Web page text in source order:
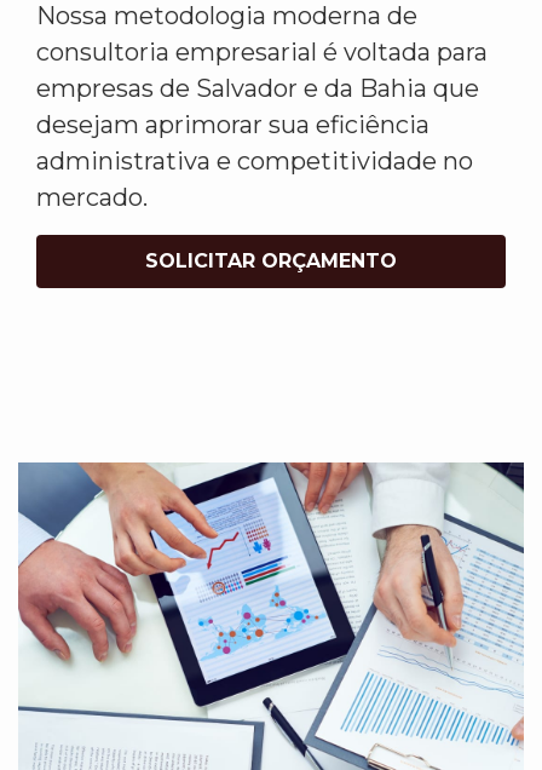
Nossa metodologia moderna de
consultoria empresarial é voltada para
empresas de Salvador e da Bahia que
desejam aprimorar sua eficiência
administrativa e competitividade no
mercado.
SOLICITAR ORÇAMENTO